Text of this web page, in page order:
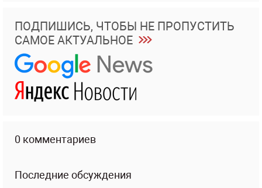
ПОДПИШИСЬ, ЧТОБЫ НЕ ПРОПУСТИТЬ
САМОЕ АКТУАЛЬНОЕ
0 комментариев
Последние обсуждения